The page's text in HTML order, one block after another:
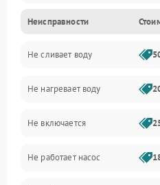
Управление
Электропитание
Датчики
Нагрев
Вода
Неисправности
Не сливает воду
Не нагревает воду
Не включается
Не работает насос